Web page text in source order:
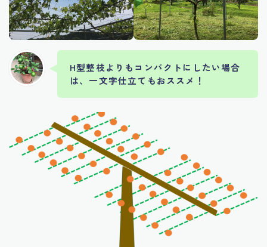
H型整枝よりもコンパクトにしたい場合
は、一文字仕立てもおススメ！